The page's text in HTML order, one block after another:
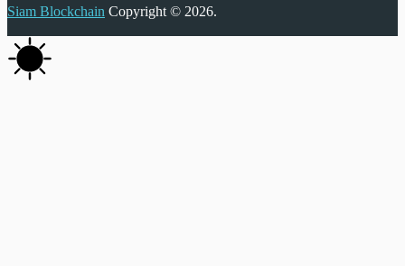
Siam Blockchain Copyright © 2026.